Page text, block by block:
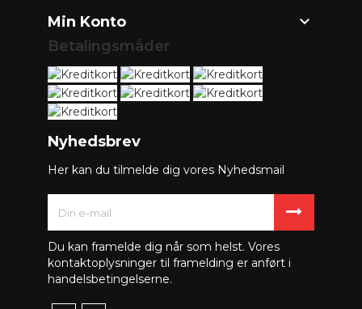
Min Konto 
Betalingsmåder
Nyhedsbrev
Her kan du tilmelde dig vores Nyhedsmail
Du kan framelde dig når som helst. Vores
kontaktoplysninger til framelding er anført i
handelsbetingelserne.